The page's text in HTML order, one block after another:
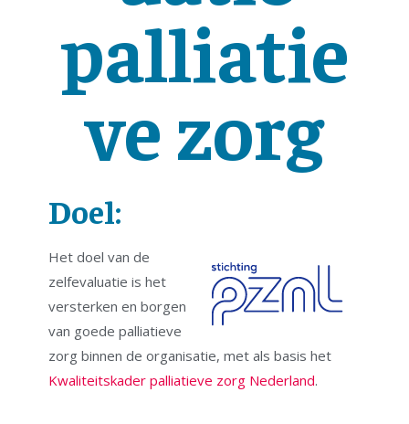
palliatie
ve zorg
Doel:
Het doel van de
zelfevaluatie is het
versterken en borgen
van goede palliatieve
zorg binnen de organisatie, met als basis het
Kwaliteitskader palliatieve zorg Nederland.